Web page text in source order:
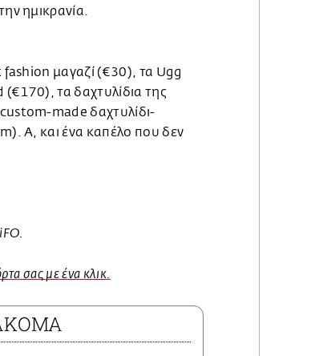
ημικρανία.
fashion μαγαζί (€30), τα Ugg
τα δαχτυλίδια της
made δαχτυλίδι-
Α, και ένα καπέλο που δεν
σας με ένα κλικ.